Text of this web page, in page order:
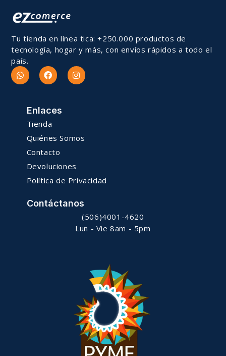
Tu tienda en línea tica: +250.000 productos de
tecnología, hogar y más, con envíos rápidos a todo el
país.
Enlaces
Tienda
Quiénes Somos
Contacto
Devoluciones
Política de Privacidad
Contáctanos
(506)4001-4620
Lun - Vie 8am - 5pm